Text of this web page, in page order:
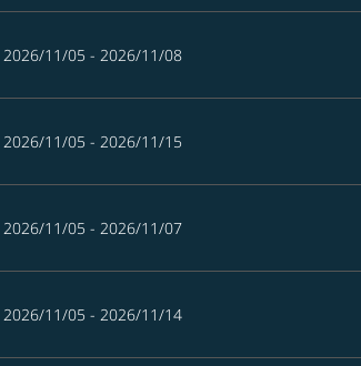
2026/11/05 - 2026/11/08
2026/11/05 - 2026/11/15
2026/11/05 - 2026/11/07
2026/11/05 - 2026/11/14